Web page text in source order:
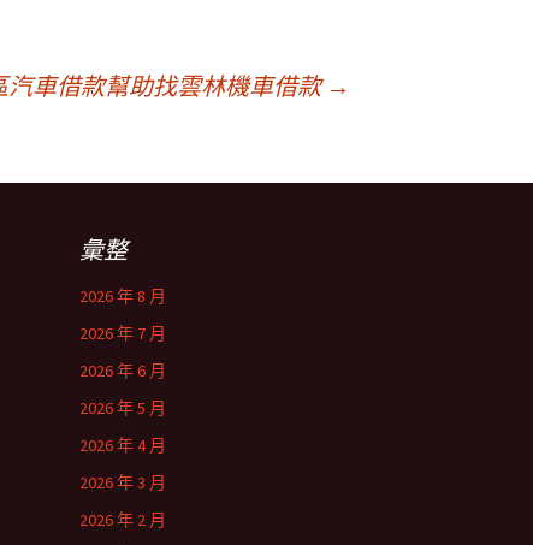
車借款幫助找雲林機車借款 →
彙整
2026 年 8 月
2026 年 7 月
2026 年 6 月
2026 年 5 月
2026 年 4 月
2026 年 3 月
2026 年 2 月